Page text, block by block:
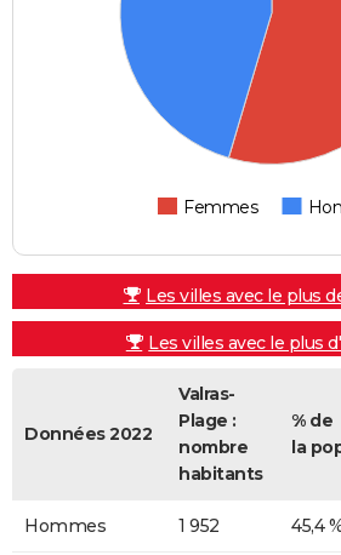
Femmes
Les villes avec le plus
Les villes avec le plus
Données 2022
Valras-
Plage :
nombre
habitants
% de
la
Hommes 1 952 45,4